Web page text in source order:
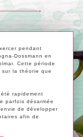
pendant
Dossmann en
Cette période
la théorie que
rapidement
parfois désarmée
de développer
afin de